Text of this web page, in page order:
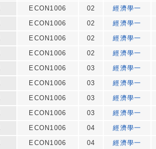
ECON1006 02
經濟學一
ECON1006 02
經濟學一
ECON1006 02
經濟學一
ECON1006 02
經濟學一
ECON1006 03
經濟學一
ECON1006 03
經濟學一
ECON1006 03
經濟學一
ECON1006 03
經濟學一
ECON1006 04
經濟學一
ECON1006 04
經濟學一